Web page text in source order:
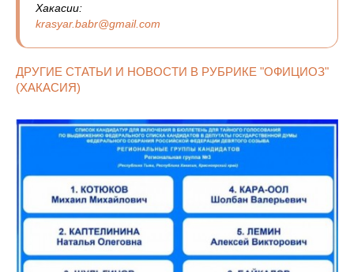
Хакасии:
krasyar.babr@gmail.com
ДРУГИЕ СТАТЬИ И НОВОСТИ В РУБРИКЕ "ОФИЦИОЗ"
(ХАКАСИЯ)